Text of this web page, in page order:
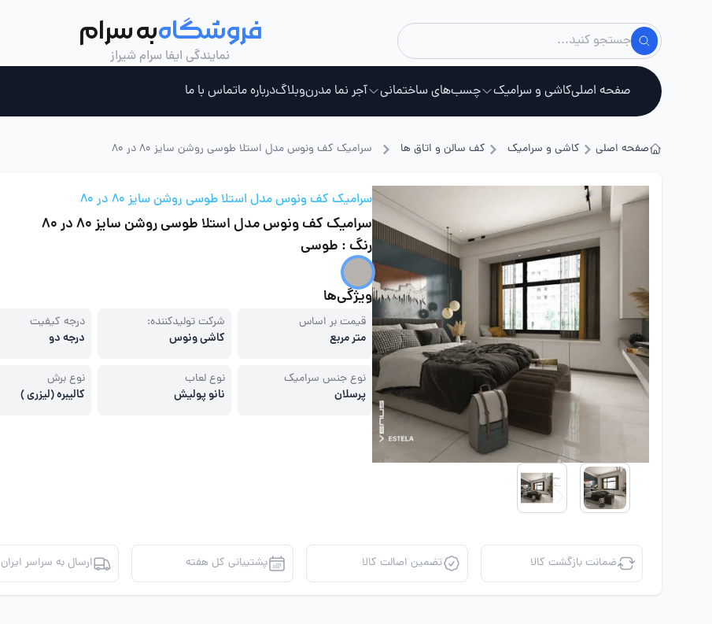
فروشگاهبه سرام
نمایندگی ایفا سرام شیراز
صفحه اصلیکاشی و سرامیک
استخری ، جکوزی و سونای بخار
چسب‌های ساختمانی
چسب کاشی خمیری
آجر نما مدرنوبلاگدرباره ماتماس با ما
صفحه اصلی کاشی و سرامیک کف سالن و اتاق ها سرامیک کف ونوس مدل استلا طوسی روشن سایز 80 در 80
سرامیک کف ونوس مدل استلا طوسی روشن سایز 80 در 80
سرامیک کف ونوس مدل استلا طوسی روشن سایز 80 در 80
رنگ : طوسی
ویژگی‌ها
قیمت بر اساس
متر مربع
شرکت تولیدکننده:
کاشی ونوس
درجه کیفیت
درجه دو
نوع جنس سرامیک
پرسلان
نوع لعاب
نانو پولیش
نوع برش
کالیبره (لیزری )
ضمانت بازگشت کالا تضمین اصالت کالا پشتیبانی کل هفته ارسال به سراسر ایران